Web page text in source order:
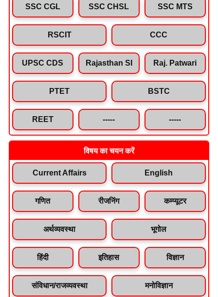
SSC CGL SSC CHSL SSC MTS
RSCIT CCC
UPSC CDS Rajasthan SI Raj. Patwari
PTET BSTC
REET ----- -----
विषय का चयन करें
Current Affairs English
गणित रीजनिंग कम्प्यूटर
अर्थव्यवस्था भूगोल
हिंदी इतिहास विज्ञान
संविधान/राजव्यवस्था मनोविज्ञान